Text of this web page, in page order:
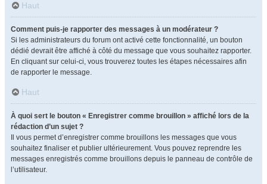
Haut
Comment puis-je rapporter des messages à un modérateur ?
Si les administrateurs du forum ont activé cette fonctionnalité, un bouton
dédié devrait être affiché à côté du message que vous souhaitez rapporter.
En cliquant sur celui-ci, vous trouverez toutes les étapes nécessaires afin
de rapporter le message.
Haut
À quoi sert le bouton « Enregistrer comme brouillon » affiché lors de la
rédaction d’un sujet ?
Il vous permet d’enregistrer comme brouillons les messages que vous
souhaitez finaliser et publier ultérieurement. Vous pouvez reprendre les
messages enregistrés comme brouillons depuis le panneau de contrôle de
l’utilisateur.